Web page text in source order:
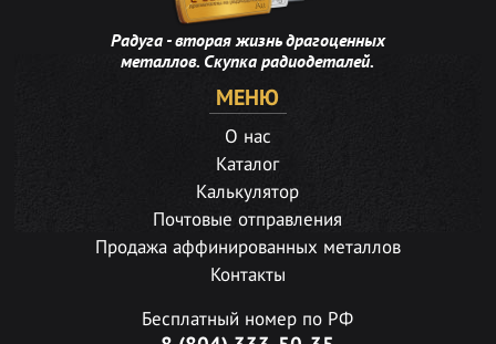
Радуга - вторая жизнь драгоценных
металлов. Скупка радиодеталей.
МЕНЮ
О нас
Каталог
Калькулятор
Почтовые отправления
Продажа аффинированных металлов
Контакты
Бесплатный номер по РФ